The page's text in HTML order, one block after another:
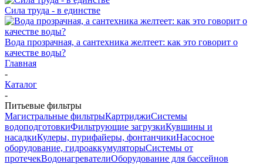
Сила труда - в единстве
Вода прозрачная, а сантехника желтеет: как это говорит о
качестве воды?
Главная
-
Каталог
-
Питьевые фильтры
Магистральные фильтрыКартриджиСистемы
водоподготовкиФильтрующие загрузкиКувшины и
насадкиКулеры, пурифайеры, фонтанчикиНасосное
оборудование, гидроаккумуляторыСистемы от
протечекВодонагревателиОборудование для бассейнов